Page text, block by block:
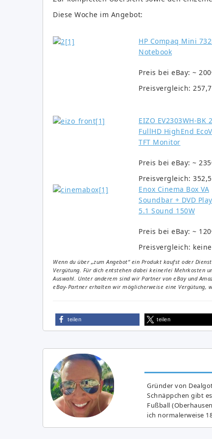
Diese Woche im Angebot:
HP Compaq Mini
Notebook
Preis bei eBay: ~
Preisvergleich:
EIZO EV2303WH-BK
FullHD HighEnd
TFT Monitor
Preis bei eBay: ~
Preisvergleich:
Enox Cinema Box VA
Soundbar + DVD
5.1 Sound 150W
Preis bei eBay: ~
Preisvergleich:
Wenn du über „zum Angebot“ ein Produkt kaufst oder
Vergütung. Für dich entstehen dabei keinerlei Mehrkosten
Auswahl. Unter anderem sind wir Partner von eBay und
eBay-Partner erhalten wir möglicherweise eine Vergütung,
teilen teilen
Gründer von
Schnäppchen gibt
Fußball
ich normalerweise